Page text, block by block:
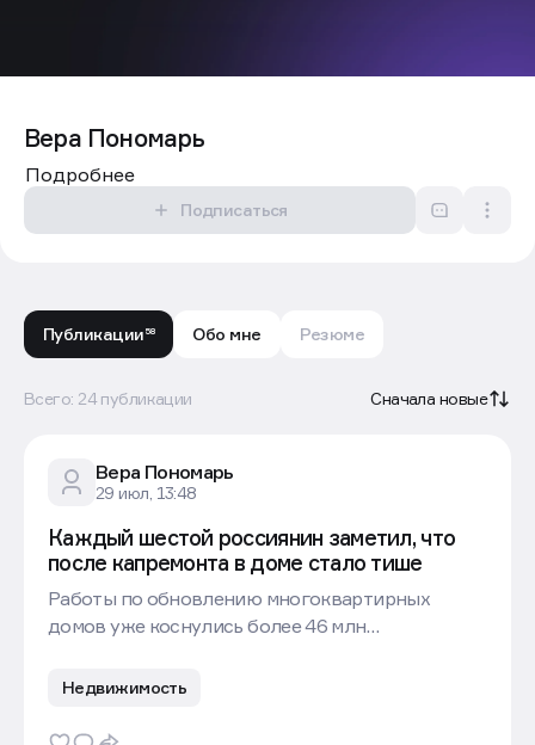
Вера Пономарь
Подробнее
Подписаться
Публикации
Всего: 24 публикации
Вера Пономарь
29 июл, 13:48
Понятно
Каждый шестой россиянин заметил, что
после капремонта в доме стало тише
Работы по обновлению многоквартирных
домов уже коснулись более 46 млн
в России капитально отремонтировали 5,3 тыс.
Недвижимость